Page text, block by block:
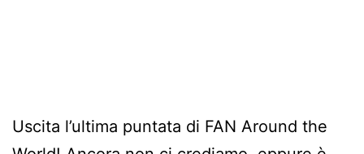
Uscita l’ultima puntata di FAN Around the